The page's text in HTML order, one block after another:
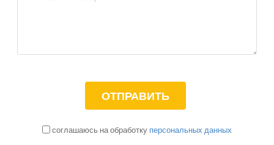
соглашаюсь на обработку персональных данных